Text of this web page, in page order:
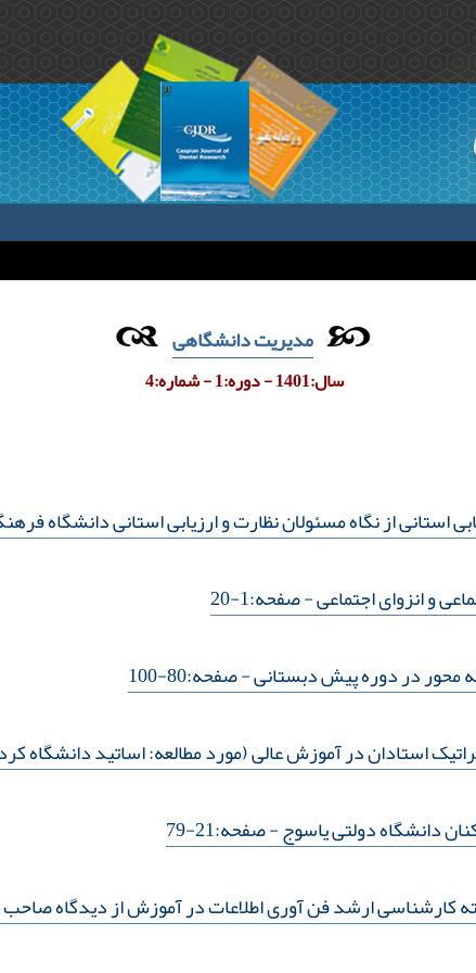
مدیریت دانشگاهی
سال:1401 - دوره:1 - شماره:4
استانی از نگاه مسئولان نظارت و ارزیابی استانی دانشگاه
و انزوای اجتماعی- صفحه:1-20
محور در دوره پیش دبستانی- صفحه:80-100
استادان در آموزش عالی (مورد مطالعه: اساتید دانشگاه
دانشگاه دولتی یاسوج- صفحه:21-79
کارشناسی ارشد فن آوری اطلاعات در آموزش از دیدگاه